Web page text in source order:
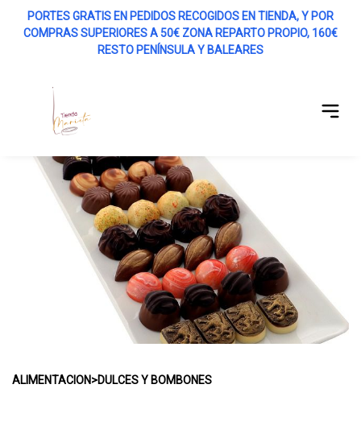
PORTES GRATIS EN PEDIDOS RECOGIDOS EN TIENDA, Y POR
COMPRAS SUPERIORES A 50€ ZONA REPARTO PROPIO, 160€
RESTO PENÍNSULA Y BALEARES
DULCES Y BOMBONES
ALIMENTACION>DULCES Y BOMBONES